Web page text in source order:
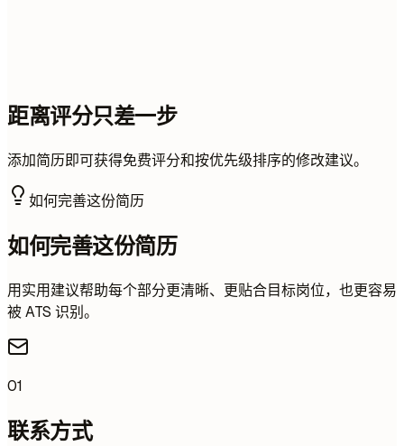
距离评分只差一步
添加简历即可获得免费评分和按优先级排序的修改建议。
如何完善这份简历
如何完善这份简历
用实用建议帮助每个部分更清晰、更贴合目标岗位，也更容易
被 ATS 识别。
01
联系方式